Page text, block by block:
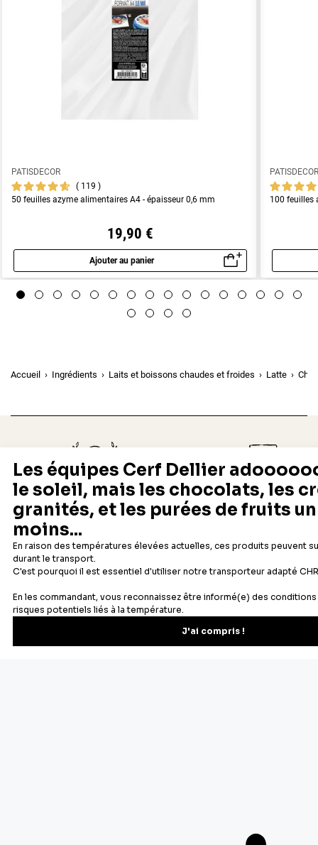
PATISDECOR
119
50 feuilles azyme alimentaires A4 - épaisseur 0,6 mm
19,90 €
Ajouter au panier
Aperçu rapide
100 feuilles
Accueil Ingrédients Laits et boissons chaudes et froides Latte
Depuis 1932
Fabricant français reconnu
Livraison rapide 24/48h
Offerte dès 69 € en point
Newsletter
Recevez les recettes, astuces et offres spéciales.